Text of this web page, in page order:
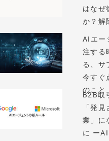
はなぜ
か？解
AIエー
注する
る、サ
今すぐ
のこと
B2B取
「発
業」に
に ー